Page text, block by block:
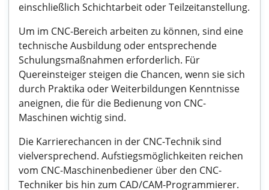
einschließlich Schichtarbeit oder Teilzeitanstellung.
Um im CNC-Bereich arbeiten zu können, sind eine
technische Ausbildung oder entsprechende
Schulungsmaßnahmen erforderlich. Für
Quereinsteiger steigen die Chancen, wenn sie sich
durch Praktika oder Weiterbildungen Kenntnisse
aneignen, die für die Bedienung von CNC-
Maschinen wichtig sind.
Die Karrierechancen in der CNC-Technik sind
vielversprechend. Aufstiegsmöglichkeiten reichen
vom CNC-Maschinenbediener über den CNC-
Techniker bis hin zum CAD/CAM-Programmierer.